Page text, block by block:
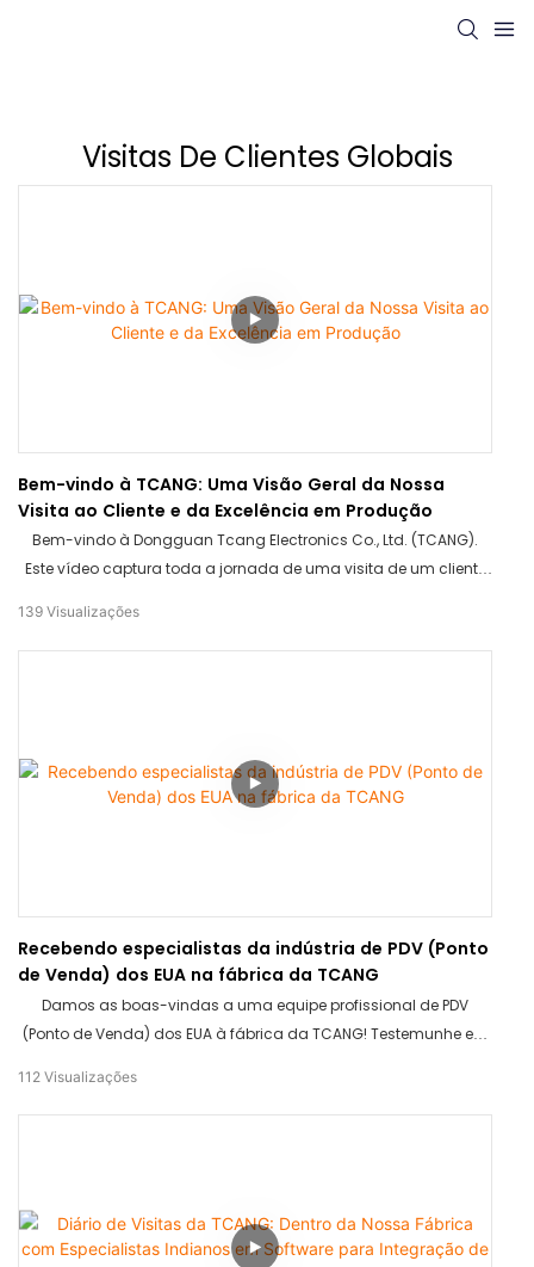
Visitas De Clientes Globais
Bem-vindo à TCANG: Uma Visão Geral da Nossa
Visita ao Cliente e da Excelência em Produção
Bem-vindo à Dongguan Tcang Electronics Co., Ltd. (TCANG).
Este vídeo captura toda a jornada de uma visita de um cliente
discussões aprofundadas em reuniões. Veja como mantemos
altos padrões na fabricação de hardware para PDV (Ponto de
139 Visualizações
Recebendo especialistas da indústria de PDV (Ponto
de Venda) dos EUA na fábrica da TCANG
Damos as boas-vindas a uma equipe profissional de PDV
(Ponto de Venda) dos EUA à fábrica da TCANG! Testemunhe em
máquinas de PDV premium em alumínio e dos nossos totens de
autoatendimento com telas grandes em nosso showroom.
112 Visualizações